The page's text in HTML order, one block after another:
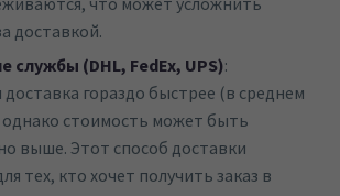
доставкой.
службы (DHL, FedEx, UPS):
доставка гораздо быстрее (в среднем
однако стоимость может быть
выше. Этот способ доставки
тех, кто хочет получить заказ в